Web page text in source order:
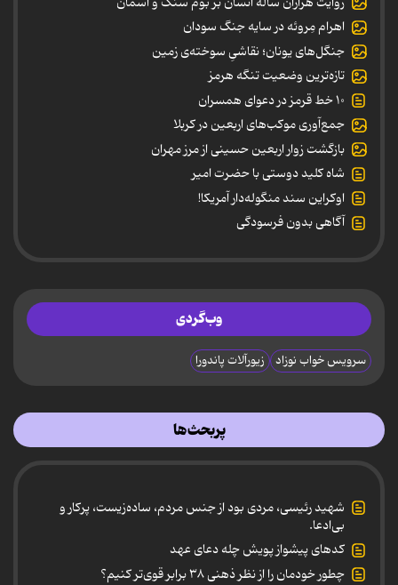
اهرام مِروئه در سایه جنگ سودان
جنگل‌های یونان؛ نقاشیِ سوخته‌ی زمین
تازه‌ترین وضعیت تنگه هرمز
۱۰ خط قرمز در دعوای همسران
جمع‌آوری موکب‌های اربعین در کربلا
بازگشت زوار اربعین حسینی از مرز مهران
شاه کلید دوستی با حضرت امیر
اوکراین سند منگوله‌دار آمریکا!
آگاهی بدون فرسودگی
وب‌گردی
سرویس خواب نوزاد زیورآلات پاندورا
پربحث‌ها
شهید رئیسی، مردی بود از جنس مردم، ساده‌زیست، پرکار و
بی‌ادعا.
کدهای پیشواز پویش چله دعای عهد
چطور خودمان را از نظر ذهنی ۳۸ برابر قوی‌تر کنیم؟